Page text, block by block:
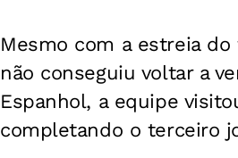
Mesmo com a estreia
não conseguiu voltar a
Espanhol, a equipe
completando o terceiro